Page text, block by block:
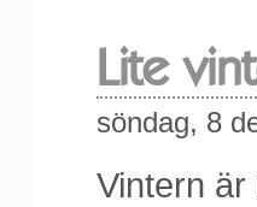
Lite
söndag, 8
Vintern